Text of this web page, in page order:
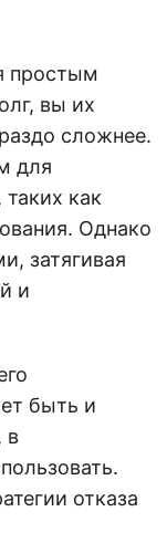
простым
вы их
сложнее.
для
как
Однако
затягивая
и
быть и
в
отказа